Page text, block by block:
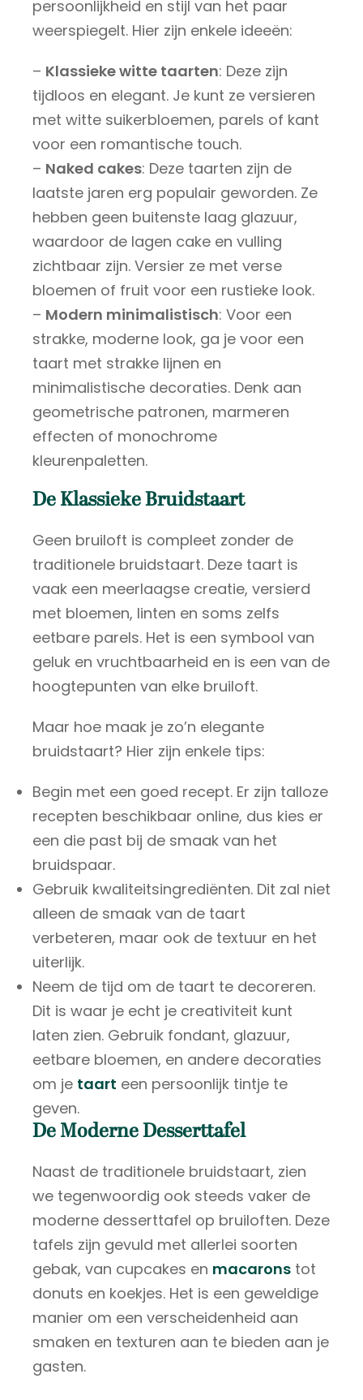
persoonlijkheid en stijl van het paar
weerspiegelt. Hier zijn enkele ideeën:
– Klassieke witte taarten: Deze zijn
tijdloos en elegant. Je kunt ze versieren
met witte suikerbloemen, parels of kant
voor een romantische touch.
– Naked cakes: Deze taarten zijn de
laatste jaren erg populair geworden. Ze
hebben geen buitenste laag glazuur,
waardoor de lagen cake en vulling
zichtbaar zijn. Versier ze met verse
bloemen of fruit voor een rustieke look.
– Modern minimalistisch: Voor een
strakke, moderne look, ga je voor een
taart met strakke lijnen en
minimalistische decoraties. Denk aan
geometrische patronen, marmeren
effecten of monochrome
kleurenpaletten.
De Klassieke Bruidstaart
Geen bruiloft is compleet zonder de
traditionele bruidstaart. Deze taart is
vaak een meerlaagse creatie, versierd
met bloemen, linten en soms zelfs
eetbare parels. Het is een symbool van
geluk en vruchtbaarheid en is een van de
hoogtepunten van elke bruiloft.
Maar hoe maak je zo’n elegante
bruidstaart? Hier zijn enkele tips:
Begin met een goed recept. Er zijn talloze
recepten beschikbaar online, dus kies er
een die past bij de smaak van het
bruidspaar.
Gebruik kwaliteitsingrediënten. Dit zal niet
alleen de smaak van de taart
verbeteren, maar ook de textuur en het
uiterlijk.
Neem de tijd om de taart te decoreren.
Dit is waar je echt je creativiteit kunt
laten zien. Gebruik fondant, glazuur,
eetbare bloemen, en andere decoraties
om je taart een persoonlijk tintje te
geven.
De Moderne Desserttafel
Naast de traditionele bruidstaart, zien
we tegenwoordig ook steeds vaker de
moderne desserttafel op bruiloften. Deze
tafels zijn gevuld met allerlei soorten
gebak, van cupcakes en macarons tot
donuts en koekjes. Het is een geweldige
manier om een verscheidenheid aan
smaken en texturen aan te bieden aan je
gasten.